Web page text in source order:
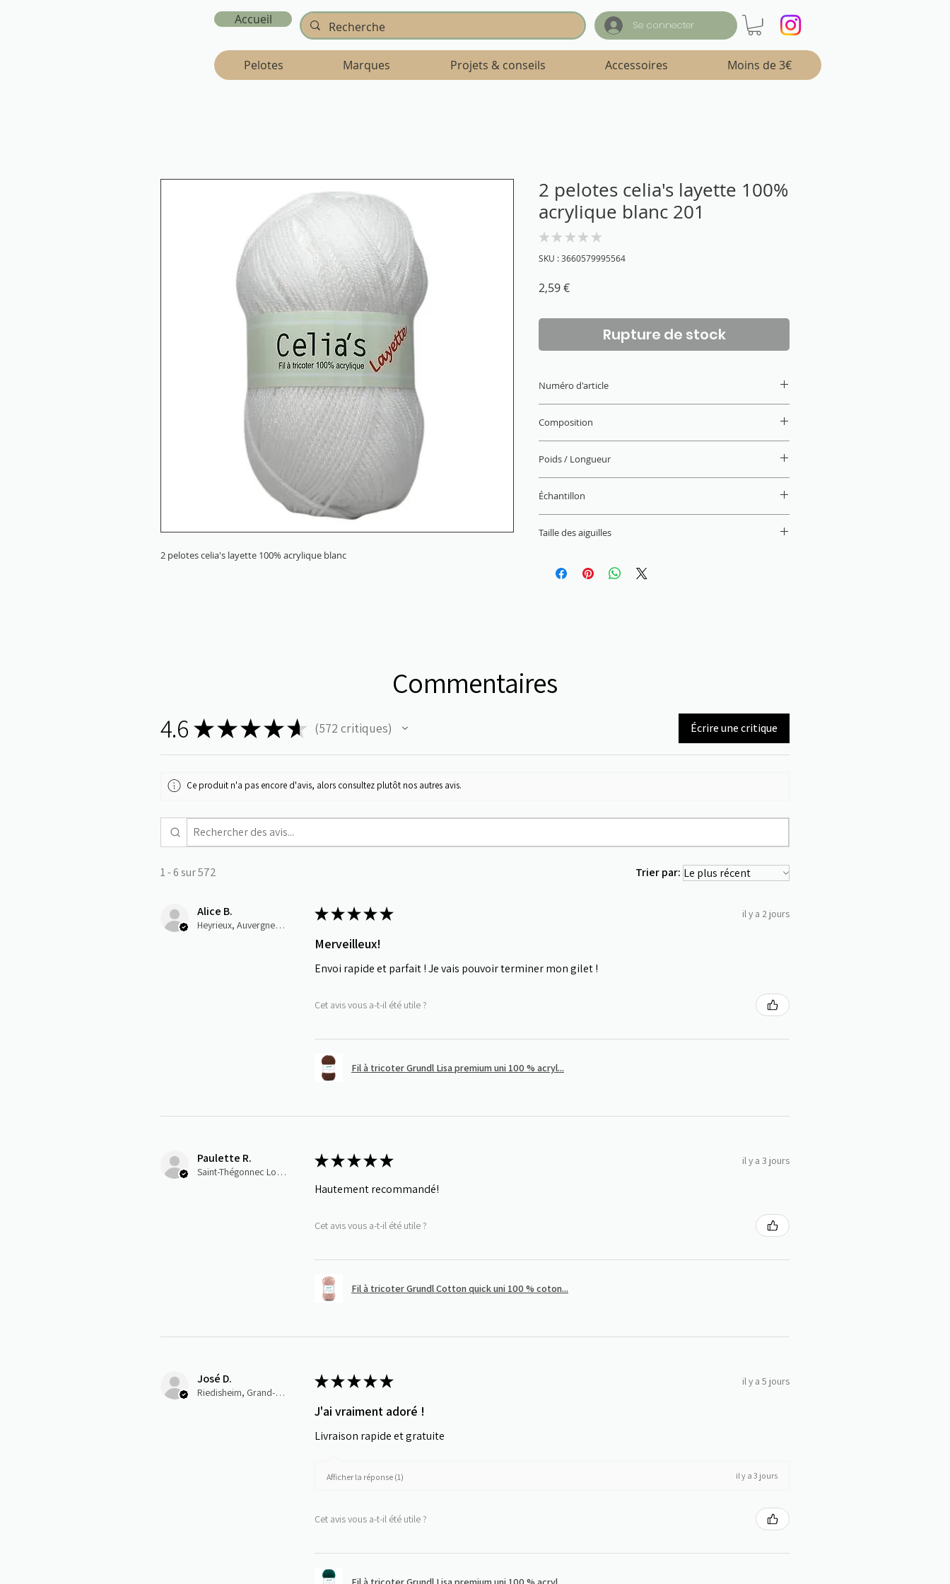
Accueil Se connecter
Pelotes Marques Projets & conseils Accessoires Moins de 3€
2 pelotes celia's layette 100% acrylique blanc
2 pelotes celia's layette 100%
acrylique blanc 201
★ ★ ★ ★ ★
SKU : 3660579995564
2,59 €Prix
Rupture de stock
Numéro d'article
Composition
Poids / Longueur
Échantillon
Taille des aiguilles
Commentaires
4.6 ★★★★★ 572 critiques
572 Écrire une critique
Ce produit n'a pas encore d'avis, alors consultez plutôt nos autres avis.
1 - 6 sur 572 Trier par:
Alice B.
Heyrieux, Auvergne-Rhône-Alpes
★★★★★ il y a 2 jours
Merveilleux!
Envoi rapide et parfait ! Je vais pouvoir terminer mon gilet !
Cet avis vous a-t-il été utile ?
Fil à tricoter Grundl Lisa premium uni 100 % acryl...
Paulette R.
Saint-Thégonnec Loc-Eguiner, E
★★★★★ il y a 3 jours
Hautement recommandé!
Cet avis vous a-t-il été utile ?
Fil à tricoter Grundl Cotton quick uni 100 % coton...
José D.
Riedisheim, Grand-Est
★★★★★ il y a 5 jours
J'ai vraiment adoré !
Livraison rapide et gratuite
Afficher la réponse (1) il y a 3 jours
Cet avis vous a-t-il été utile ?